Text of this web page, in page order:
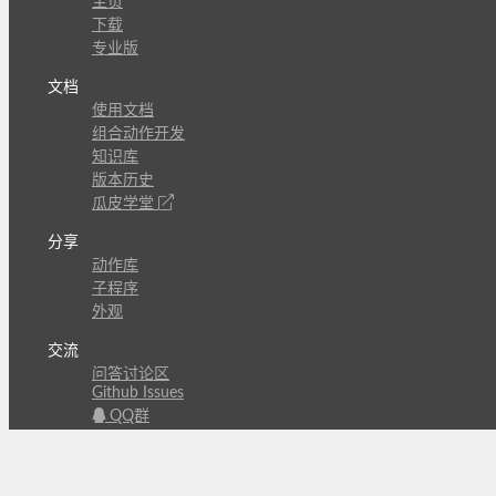
下载
专业版
文档
使用文档
组合动作开发
知识库
版本历史
瓜皮学堂
分享
动作库
子程序
外观
交流
问答讨论区
Github Issues
QQ群